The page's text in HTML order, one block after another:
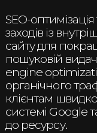
SEO-
заходів із
сайту для
пошуковій
engine
органічного
клієнтам
системі Google
до ресурсу.